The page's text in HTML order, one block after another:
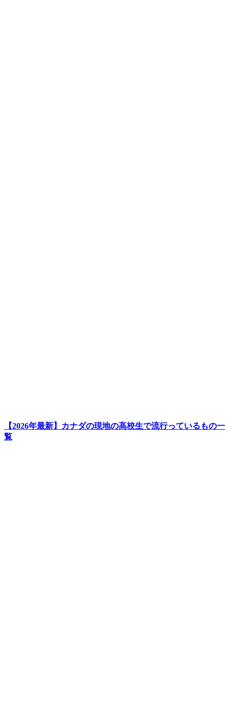
【2026年最新】カナダの現地の高校生で流行っているもの一
覧